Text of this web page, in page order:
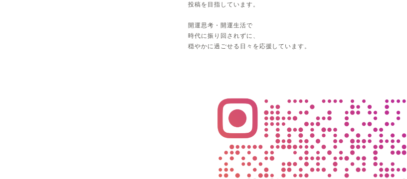
投稿を目指しています。
開運思考・開運生活で
時代に振り回されずに、
穏やかに過ごせる日々を応援しています。